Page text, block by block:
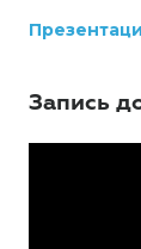
Запись